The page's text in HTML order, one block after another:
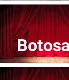
Teatrul Mic